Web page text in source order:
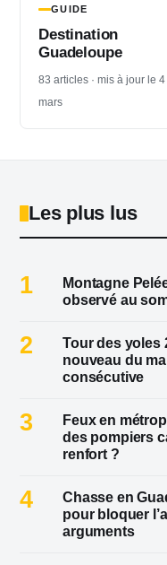
GUIDE
Destination
Guadeloupe
83 articles · mis à jour le 4
mars
Les plus lus
1
Montagne
observé au
2
Tour des yoles
nouveau du
consécutive
3
Feux en
des pompiers
renfort ?
4
Chasse en
pour bloquer
arguments